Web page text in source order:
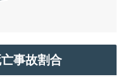
事故割合